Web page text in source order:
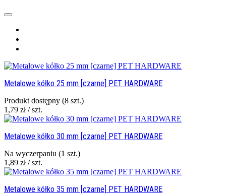
Metalowe kółko 25 mm [czarne] PET HARDWARE
Produkt dostępny (8 szt.)
1,79 zł / szt.
Metalowe kółko 30 mm [czarne] PET HARDWARE
Na wyczerpaniu (1 szt.)
1,89 zł / szt.
Metalowe kółko 35 mm [czarne] PET HARDWARE